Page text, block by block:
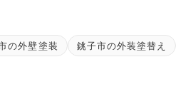
の外壁塗装
銚子市の外装塗替え